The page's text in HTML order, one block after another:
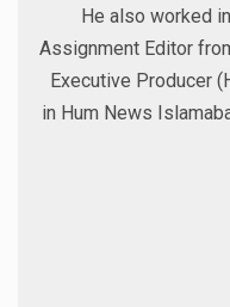
He also worked
Assignment Editor
Executive Producer
in Hum News